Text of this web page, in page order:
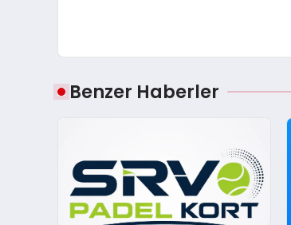
Benzer Haberler